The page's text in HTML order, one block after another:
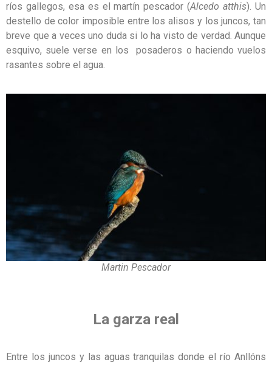
ríos gallegos, esa es el martín pescador (Alcedo atthis). Un
destello de color imposible entre los alisos y los juncos, tan
breve que a veces uno duda si lo ha visto de verdad. Aunque
esquivo, suele verse en los posaderos o haciendo vuelos
rasantes sobre el agua.
Martin Pescador
La garza real
Entre los juncos y las aguas tranquilas donde el río Anllóns